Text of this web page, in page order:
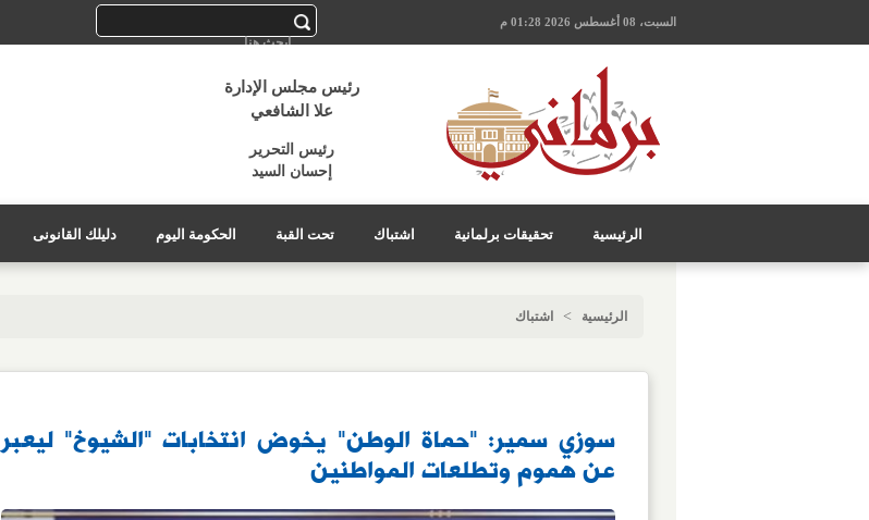
السبت، 08 أغسطس 2026 01:28 م
رئيس مجلس الإدارة
علا الشافعي
رئيس التحرير
إحسان السيد
الرئيسية تحقيقات برلمانية اشتباك تحت القبة الحكومة اليوم دليلك القانونى
الرئيسية > اشتباك
سوزي سمير: "حماة الوطن" يخوض انتخابات "الشيوخ" ليعبر
عن هموم وتطلعات المواطنين